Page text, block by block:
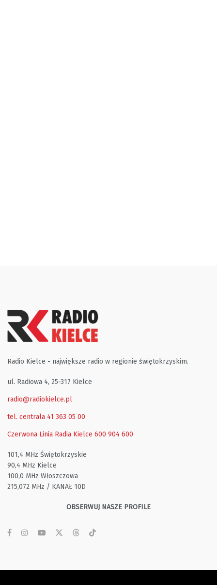
Radio Kielce - największe radio w regionie świętokrzyskim.
ul. Radiowa 4, 25-317 Kielce
radio@radiokielce.pl
tel. centrala 41 363 05 00
Czerwona Linia Radia Kielce 600 904 600
101,4 MHz Świętokrzyskie
90,4 MHz Kielce
100,0 MHz Włoszczowa
215,072 MHz / KANAŁ 10D
OBSERWUJ NASZE PROFILE